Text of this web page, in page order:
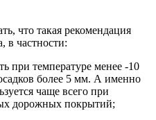
что такая рекомендация
в частности:
при температуре менее -10
более 5 мм. А именно
чаще всего при
дорожных покрытий;